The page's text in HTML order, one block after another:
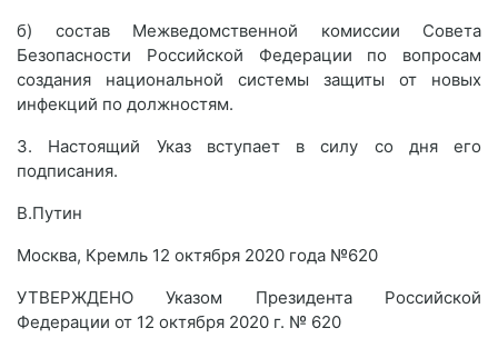
б) состав Межведомственной комиссии Совета
Безопасности Российской Федерации по вопросам
создания национальной системы защиты от новых
инфекций по должностям.
3. Настоящий Указ вступает в силу со дня его
подписания.
В.Путин
Москва, Кремль 12 октября 2020 года №620
УТВЕРЖДЕНО Указом Президента Российской
Федерации от 12 октября 2020 г. № 620